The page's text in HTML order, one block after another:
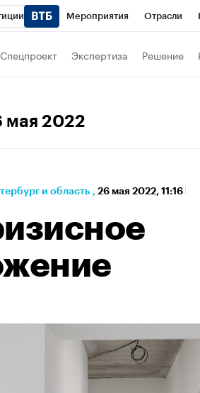
Мероприятия Отрасли
рейтинги
Спецпроект Экспертиза Решение
мая 2022
и область , 26 мая 2022, 11:16